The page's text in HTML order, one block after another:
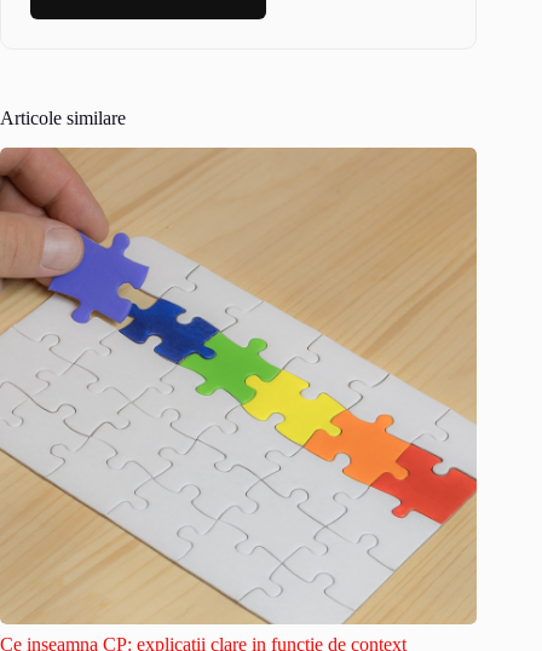
Articole similare
Ce inseamna CP: explicatii clare in functie de context